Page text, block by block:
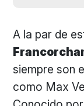
A la par de
siempre son
como Max